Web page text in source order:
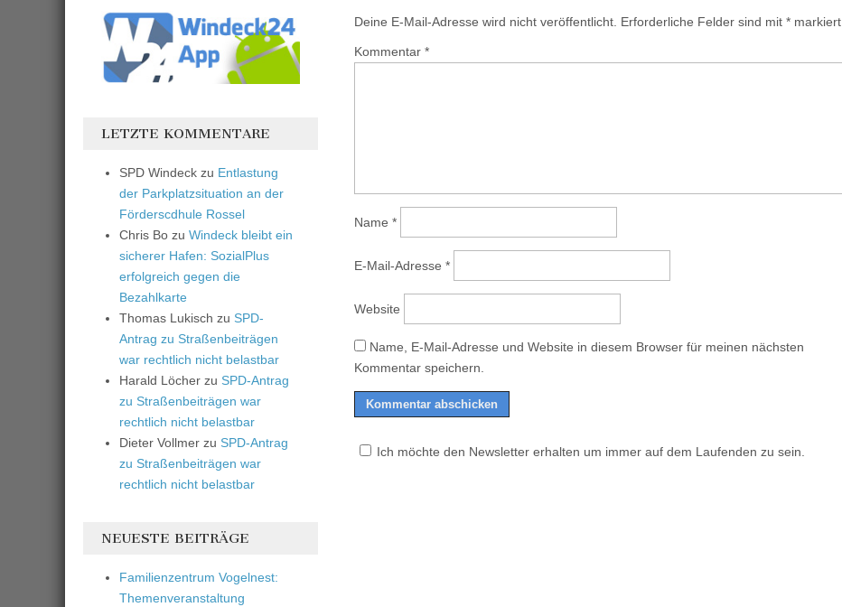
Deine E-Mail-Adresse wird nicht veröffentlicht. Erforderliche Felder sind mit * markiert
Kommentar *
Name *
E-Mail-Adresse *
Website
Name, E-Mail-Adresse und Website in diesem Browser für meinen nächsten
Kommentar speichern.
Ich möchte den Newsletter erhalten um immer auf dem Laufenden zu sein.
LETZTE KOMMENTARE
SPD Windeck zu Entlastung
der Parkplatzsituation an der
Förderscdhule Rossel
Chris Bo zu Windeck bleibt ein
sicherer Hafen: SozialPlus
erfolgreich gegen die
Bezahlkarte
Thomas Lukisch zu SPD-
Antrag zu Straßenbeiträgen
war rechtlich nicht belastbar
Harald Löcher zu SPD-Antrag
zu Straßenbeiträgen war
rechtlich nicht belastbar
Dieter Vollmer zu SPD-Antrag
zu Straßenbeiträgen war
rechtlich nicht belastbar
NEUESTE BEITRÄGE
Familienzentrum Vogelnest:
Themenveranstaltung